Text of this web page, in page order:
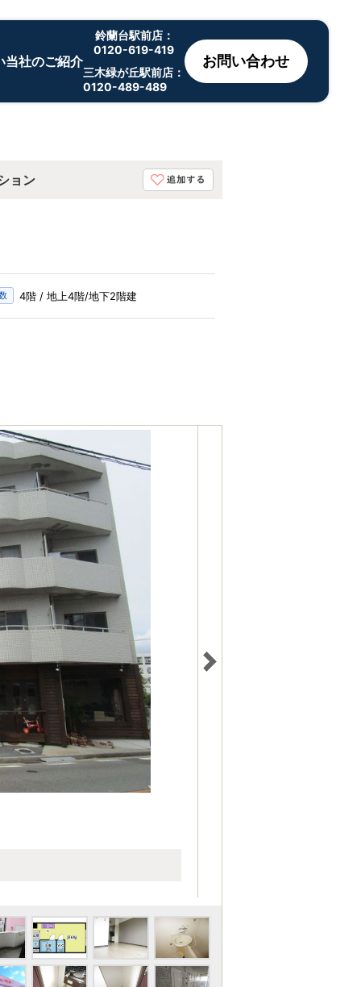
当社のご紹介
鈴蘭台駅前店：
0120-619-419
三木緑が丘駅前店：
0120-489-489
お問い合わせ
ョン
4階 / 地上4階/地下2階建